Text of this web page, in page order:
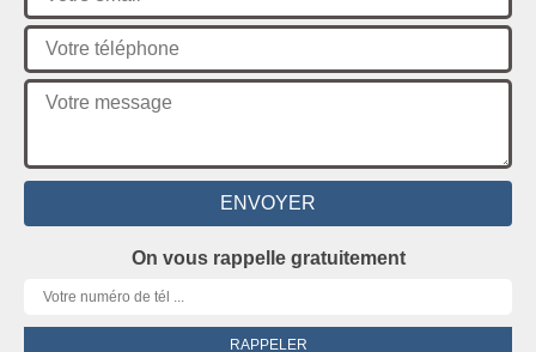
On vous rappelle gratuitement